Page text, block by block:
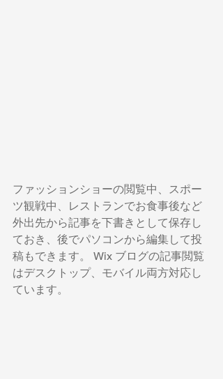
ファッションショーの閲覧中、スポー
ツ観戦中、レストランでお食事後など
外出先から記事を下書きとして保存し
ておき、後でパソコンから編集して投
稿もできます。 Wix ブログの記事閲覧
はデスクトップ、モバイル両方対応し
ています。